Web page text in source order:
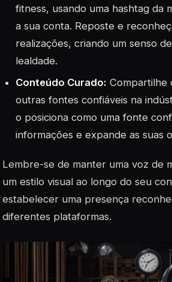
fitness, usando uma hashtag da
a sua conta. Reposte e
realizações, criando um senso
lealdade.
Conteúdo Curado: Compartilhe
outras fontes confiáveis na
o posiciona como uma fonte
informações e expande as suas
Lembre-se de manter uma voz de
um estilo visual ao longo do seu
estabelecer uma presença
diferentes plataformas.